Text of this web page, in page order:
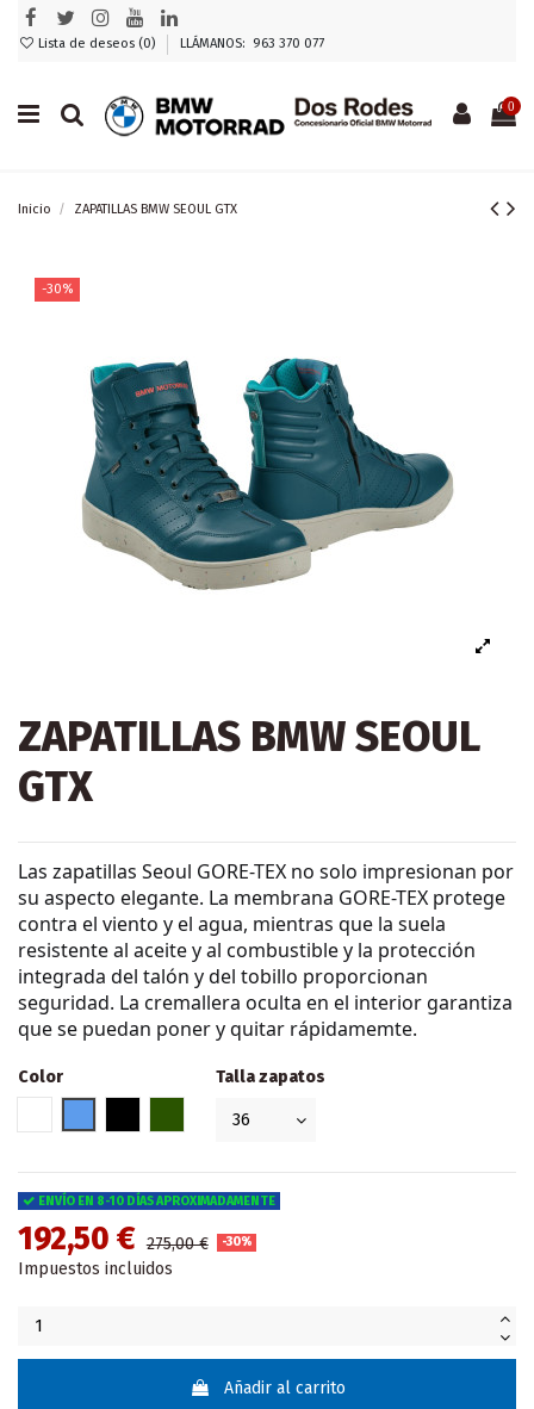
Lista de deseos (0) LLÁMANOS: 963 370 077
0
Inicio ZAPATILLAS BMW SEOUL GTX
-30%
ZAPATILLAS BMW SEOUL
GTX
Las zapatillas Seoul GORE-TEX no solo impresionan por
su aspecto elegante. La membrana GORE-TEX protege
contra el viento y el agua, mientras que la suela
resistente al aceite y al combustible y la protección
integrada del talón y del tobillo proporcionan
seguridad. La cremallera oculta en el interior garantiza
que se puedan poner y quitar rápidamemte.
Color
VERDE OLIVA
Talla zapatos
ENVÍO EN 8-10 DÍAS APROXIMADAMENTE
192,50 € 275,00 € -30%
Impuestos incluidos
Añadir al carrito